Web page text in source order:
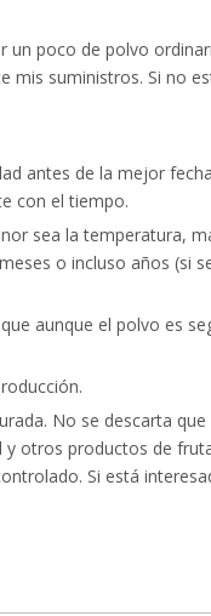
un poco de polvo
mis suministros. Si no
antes de la mejor
con el tiempo.
sea la temperatura,
o incluso años (si
aunque el polvo es
No se descarta
y otros productos de
Si está